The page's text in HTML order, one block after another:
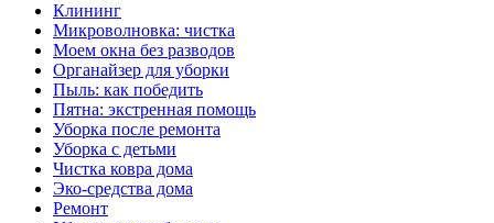
Клининг
Микроволновка: чистка
Моем окна без разводов
Органайзер для уборки
Пыль: как победить
Пятна: экстренная помощь
Уборка после ремонта
Уборка с детьми
Чистка ковра дома
Эко-средства дома
Ремонт